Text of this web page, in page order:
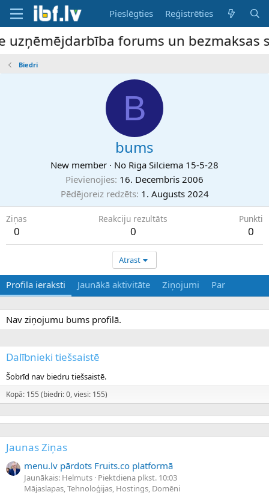
Pieslēgties Reģistrēties
forums un bezmaksas
Biedri
B
bums
New member · No Riga Silciema 15-5-28
Pievienojies 16. Decembris 2006
Pēdējoreiz redzēts 1. Augusts 2024
Ziņas
0
Reakciju rezultāts
0
Punkti
0
Atrast
Profila ieraksti Jaunākā aktivitāte Ziņojumi Par
Nav ziņojumu bums profilā.
Dalībnieki tiešsaistē
Šobrīd nav biedru tiešsaistē.
Kopā: 155 (biedri: 0, viesi: 155)
Jaunas Ziņas
menu.lv pārdots Fruits.co platformā
Jaunākais: Helmuts Piektdiena plkst. 10:03
Mājaslapas, Tehnoloģijas, Hostings, Domēni